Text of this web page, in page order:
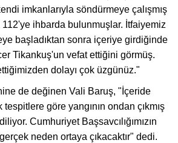
imkanlarıyla söndürmeye çalışmış
112'ye ihbarda bulunmuşlar. İtfaiyemiz
başladıktan sonra içeriye girdiğinde
Tikankuş'un vefat ettiğini görmüş.
dolayı çok üzgünüz."
de değinen Vali Baruş, "İçeride
tespitlere göre yangının ondan çıkmış
Cumhuriyet Başsavcılığımızın
neden ortaya çıkacaktır" dedi.